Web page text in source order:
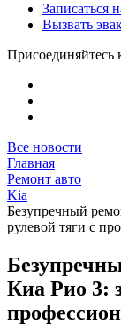
Записаться
Вызвать
Присоединяйтесь
Все новости
Главная
Ремонт авто
Kia
Безупречный
рулевой тяги с
Киа Рио 3: